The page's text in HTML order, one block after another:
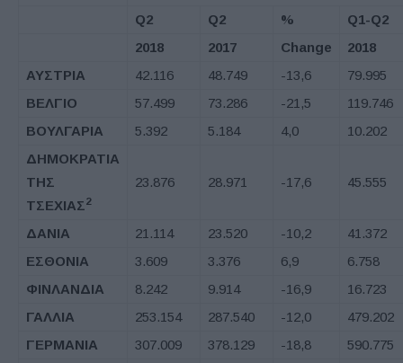
Q2 Q2 %
Q1-Q2
2018
2017 Change
2018
ΑΥΣΤΡΙΑ
42.116 48.749 -13,6
79.995
ΒΕΛΓΙΟ
57.499 73.286 -21,5
119.746
ΒΟΥΛΓΑΡΙΑ
5.392 5.184 4,0
10.202
ΔΗΜΟΚΡΑΤΙΑ
ΤΗΣ
ΤΣΕΧΙΑΣ 2
23.876 28.971 -17,6 45.555
ΔΑΝΙΑ 21.114 23.520 -10,2
41.372
ΕΣΘΟΝΙΑ
3.609 3.376 6,9
6.758
ΦΙΝΛΑΝΔΙΑ
8.242 9.914 -16,9
16.723
ΓΑΛΛΙΑ
253.154 287.540 -12,0
479.202
ΓΕΡΜΑΝΙΑ
307.009 378.129 -18,8
590.775